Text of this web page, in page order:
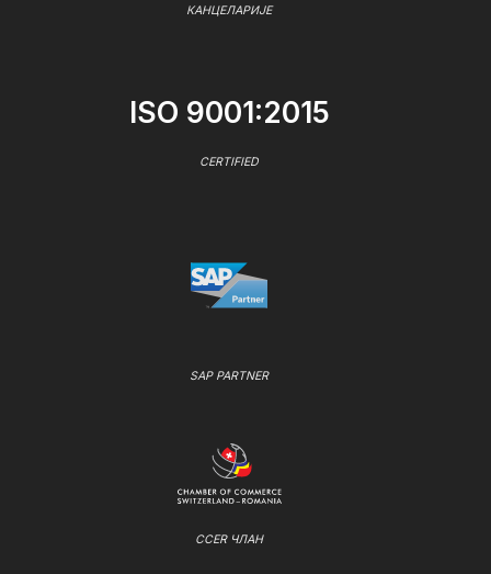
КАНЦЕЛАРИЈЕ
ISO 9001:2015
CERTIFIED
SAP PARTNER
CCER ЧЛАН